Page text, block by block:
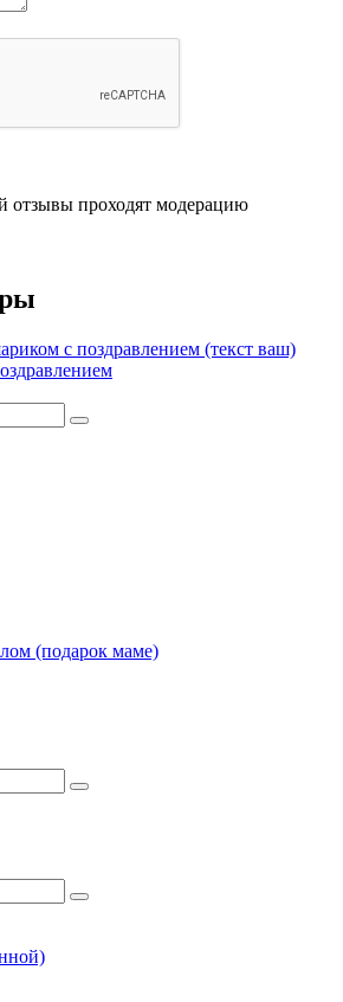
отзывы проходят модерацию
(подарок маме)